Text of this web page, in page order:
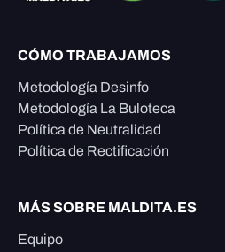
CÓMO TRABAJAMOS
Metodología Desinfo
Metodología La Buloteca
Política de Neutralidad
Política de Rectificación
MÁS SOBRE MALDITA.ES
Equipo